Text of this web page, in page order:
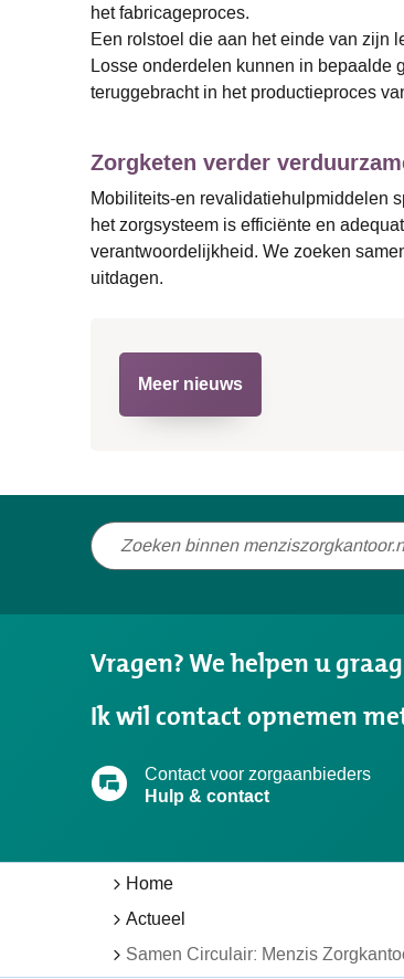
het fabricageproces.
Een rolstoel die aan het einde van zijn
Losse onderdelen kunnen in bepaalde
teruggebracht in het productieproces
Zorgketen verder
Mobiliteits-en revalidatiehulpmiddelen
het zorgsysteem is efficiënte en
verantwoordelijkheid. We zoeken
uitdagen.
Meer nieuws
Niet
wat
zocht?
Vragen? We helpen u
Ik wil contact opnemen
Contact voor zorgaanbieders
Hulp & contact
Home
Actueel
Samen Circulair: Menzis